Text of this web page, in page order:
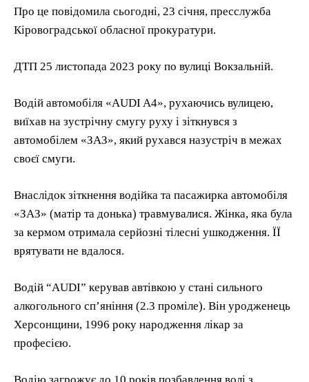
Про це повідомила сьогодні, 23 січня, пресслужба
Кіровоградської обласної прокуратури.
ДТП 25 листопада 2023 року по вулиці Вокзальній.
Водій автомобіля «AUDI A4», рухаючись вулицею,
виїхав на зустрічну смугу руху і зіткнувся з
автомобілем «ЗАЗ», який рухався назустріч в межах
своєї смуги.
Внаслідок зіткнення водійка та пасажирка автомобіля
«ЗАЗ» (матір та донька) травмувалися. Жінка, яка була
за кермом отримала серйозні тілесні ушкодження. ЇЇ
врятувати не вдалося.
Водій “AUDI” керував автівкою у стані сильного
алкогольного спʼяніння (2.3 проміле). Він уродженець
Херсонщини, 1996 року народження лікар за
професією.
Водію загрожує до 10 років позбавлення волі з